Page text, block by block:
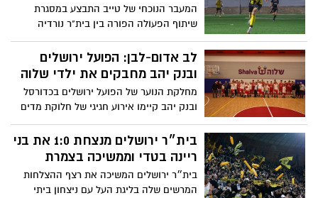
המעבר הנוכחי של טייב התבצע במסגרת
שיתוף הפעולה הפורה בין בית"ר נורדיה
לבית"ר ירושלים, וטייב הוא השחקן הרביעי
שעובר מנורדיה לבית"ר ירושלים
לב אדום-לבן: הפועל ירושלים
ובנק יהב מחבקים את ילדי שלוה
מחלקת הנוער של הפועל ירושלים בכדורסל
ובנק יהב קיימו אירוע חגיגי של חלוקת מדים
לקבוצות הנוער והילדים של ארגון שלוה
בית״ר ירושלים מנצחת 1:0 את בני
ריינה בטדי וממשיכה בצמרת
בית״ר ירושלים המשיכה את רצף ההצלחות
המרשים שלה בליגת העל עם ניצחון ביתי